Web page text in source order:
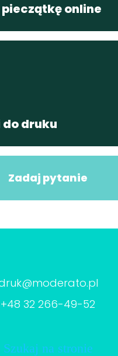
online
druku
Zadaj pytanie
+48 32 266-49-52
Szukaj na stronie